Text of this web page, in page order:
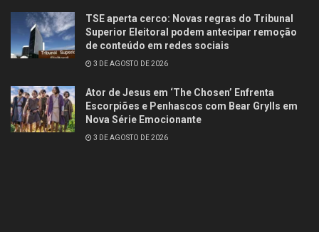
TSE aperta cerco: Novas regras do Tribunal
Superior Eleitoral podem antecipar remoção
de conteúdo em redes sociais
3 DE AGOSTO DE 2026
Ator de Jesus em ‘The Chosen’ Enfrenta
Escorpiões e Penhascos com Bear Grylls em
Nova Série Emocionante
3 DE AGOSTO DE 2026